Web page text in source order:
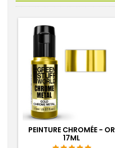
PEINTURE CHROMÉE - OR
17ML